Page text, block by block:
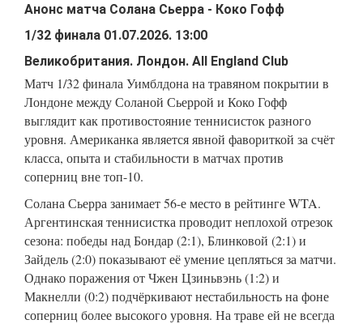
Матч 1/32 финала Уимблдона на травяном покрытии в
Лондоне между Соланой Сьеррой и Коко Гофф
выглядит как противостояние теннисисток разного
уровня. Американка является явной фавориткой за счёт
класса, опыта и стабильности в матчах против
соперниц вне топ-10.
Солана Сьерра занимает 56-е место в рейтинге WTA.
Аргентинская теннисистка проводит неплохой отрезок
сезона: победы над Бондар (2:1), Блинковой (2:1) и
Зайдель (2:0) показывают её умение цепляться за матчи.
Однако поражения от Чжен Цзиньвэнь (1:2) и
Макнелли (0:2) подчёркивают нестабильность на фоне
соперниц более высокого уровня. На траве ей не всегда
Анонс матча Солана Сьерра - Коко Гофф
1/32 финала 01.07.2026. 13:00
Великобритания. Лондон. All England Club